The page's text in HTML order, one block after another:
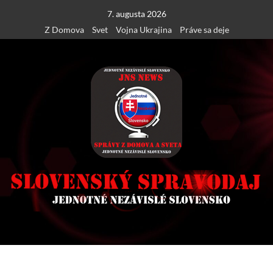
content
7. augusta 2026
Z Domova
Svet Vojna Ukrajina Práve sa deje